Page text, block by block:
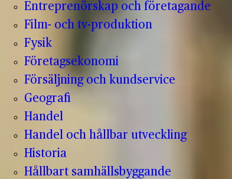
Entreprenörskap och företagande
Film- och tv-produktion
Fysik
Företagsekonomi
Försäljning och kundservice
Geografi
Handel
Handel och hållbar utveckling
Historia
Hållbart samhällsbyggande